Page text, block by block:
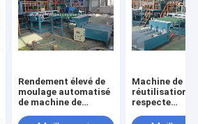
Rendement élevé de
moulage automatisé
de machine de
Machine de
réutilisation
respecte